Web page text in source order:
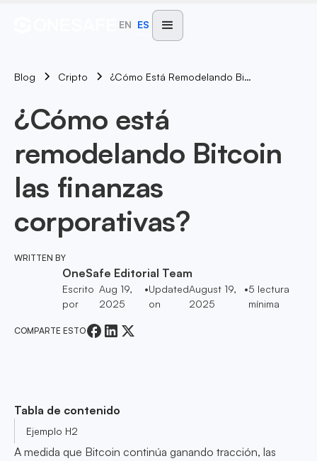
EN ES
Blog Cripto ¿Cómo Está Remodelando Bitcoin Las Finanzas Corporativas?
¿Cómo está
remodelando Bitcoin
las finanzas
corporativas?
WRITTEN BY
OneSafe Editorial Team
Escrito
por
Aug 19,
2025
•Updated
on
August 19,
2025
•5 lectura
mínima
COMPARTE ESTO
Tabla de contenido
Ejemplo H2
A medida que Bitcoin continúa ganando tracción, las